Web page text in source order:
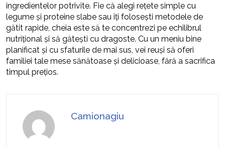
ingredientelor potrivite. Fie că alegi rețete simple cu
legume și proteine slabe sau îți folosești metodele de
gătit rapide, cheia este să te concentrezi pe echilibrul
nutrițional și să gătești cu dragoste. Cu un meniu bine
planificat și cu sfaturile de mai sus, vei reuși să oferi
familiei tale mese sănătoase și delicioase, fără a sacrifica
timpul prețios.
Camionagiu